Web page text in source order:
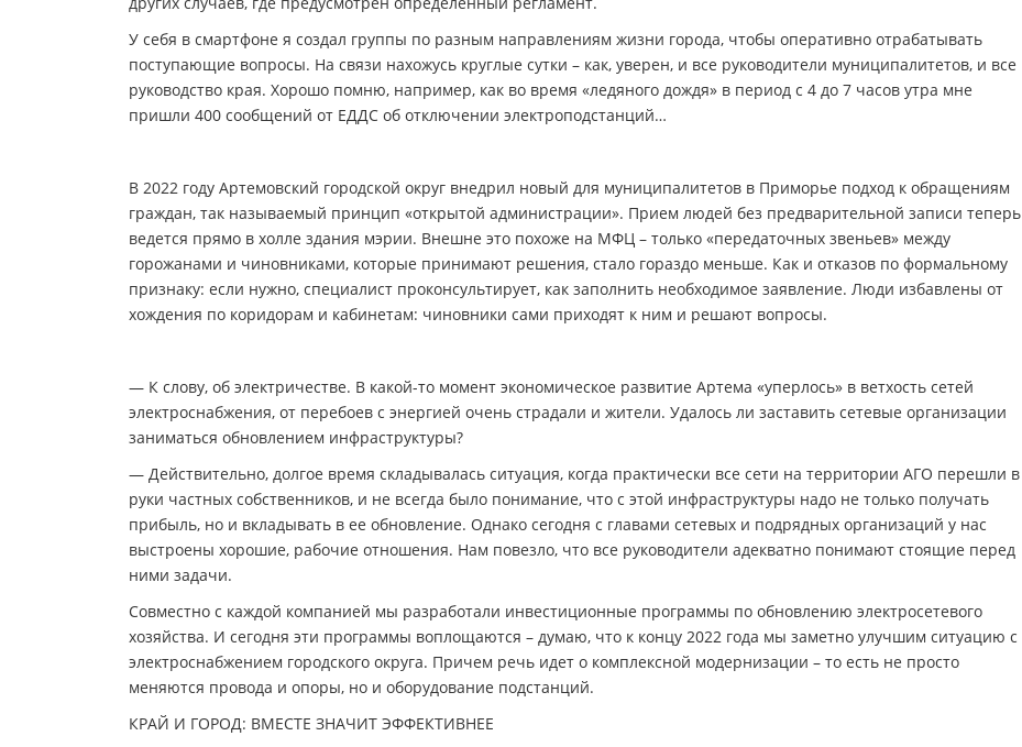
У себя в смартфоне я создал группы по разным направлениям жизни города, чтобы оперативно отрабатывать
поступающие вопросы. На связи нахожусь круглые сутки – как, уверен, и все руководители муниципалитетов, и все
руководство края. Хорошо помню, например, как во время «ледяного дождя» в период с 4 до 7 часов утра мне
пришли 400 сообщений от ЕДДС об отключении электроподстанций…
В 2022 году Артемовский городской округ внедрил новый для муниципалитетов в Приморье подход к обращениям
граждан, так называемый принцип «открытой администрации». Прием людей без предварительной записи теперь
ведется прямо в холле здания мэрии. Внешне это похоже на МФЦ – только «передаточных звеньев» между
горожанами и чиновниками, которые принимают решения, стало гораздо меньше. Как и отказов по формальному
признаку: если нужно, специалист проконсультирует, как заполнить необходимое заявление. Люди избавлены от
хождения по коридорам и кабинетам: чиновники сами приходят к ним и решают вопросы.
— К слову, об электричестве. В какой-то момент экономическое развитие Артема «уперлось» в ветхость сетей
электроснабжения, от перебоев с энергией очень страдали и жители. Удалось ли заставить сетевые организации
заниматься обновлением инфраструктуры?
— Действительно, долгое время складывалась ситуация, когда практически все сети на территории АГО перешли в
руки частных собственников, и не всегда было понимание, что с этой инфраструктуры надо не только получать
прибыль, но и вкладывать в ее обновление. Однако сегодня с главами сетевых и подрядных организаций у нас
выстроены хорошие, рабочие отношения. Нам повезло, что все руководители адекватно понимают стоящие перед
ними задачи.
Совместно с каждой компанией мы разработали инвестиционные программы по обновлению электросетевого
хозяйства. И сегодня эти программы воплощаются – думаю, что к концу 2022 года мы заметно улучшим ситуацию с
электроснабжением городского округа. Причем речь идет о комплексной модернизации – то есть не просто
меняются провода и опоры, но и оборудование подстанций.
КРАЙ И ГОРОД: ВМЕСТЕ ЗНАЧИТ ЭФФЕКТИВНЕЕ